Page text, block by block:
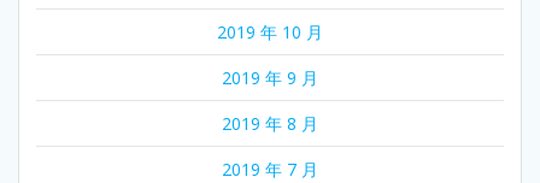
2019 年 10 月
2019 年 9 月
2019 年 8 月
2019 年 7 月